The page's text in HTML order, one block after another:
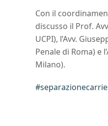
Con il
discusso il Prof.
UCPI), l’Avv.
Penale di Roma) e
Milano).